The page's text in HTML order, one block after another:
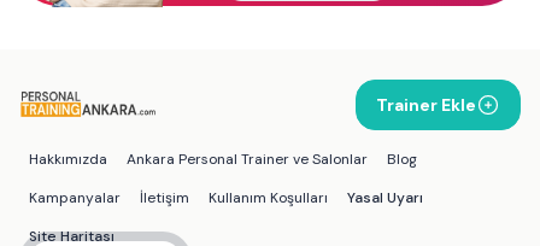
Trainer Ekle
Hakkımızda Ankara Personal Trainer ve Salonlar
Blog
Kampanyalar
İletişim Kullanım Koşulları
Yasal Uyarı
Site Haritası